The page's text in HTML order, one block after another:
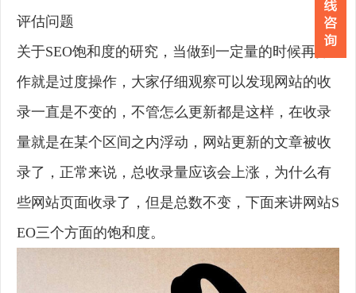
评估问题
关于SEO饱和度的研究，当做到一定量的时候再操
作就是过度操作，大家仔细观察可以发现网站的收
录一直是不变的，不管怎么更新都是这样，在收录
量就是在某个区间之内浮动，网站更新的文章被收
录了，正常来说，总收录量应该会上涨，为什么有
些网站页面收录了，但是总数不变，下面来讲网站S
EO三个方面的饱和度。